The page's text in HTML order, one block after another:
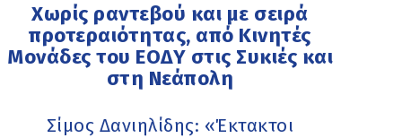
Χωρίς ραντεβού και με σειρά
προτεραιότητας, από Κινητές
Μονάδες του ΕΟΔΥ στις Συκιές και
στη Νεάπολη
Σίμος Δανιηλίδης: «Έκτακτοι